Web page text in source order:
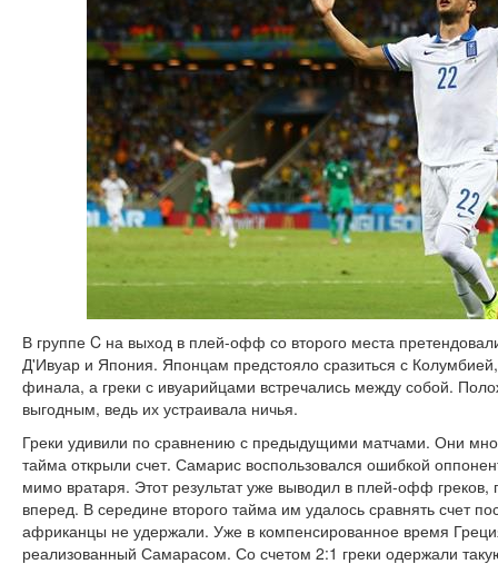
В группе C на выход в плей-офф со второго места
Д'Ивуар и Япония. Японцам предстояло сразиться с
финала, а греки с ивуарийцами встречались между собой.
выгодным, ведь их устраивала ничья.
Греки удивили по сравнению с предыдущими матчами. Они
тайма открыли счет. Самарис воспользовался ошибкой
мимо вратаря. Этот результат уже выводил в плей-офф
вперед. В середине второго тайма им удалось сравнять счет
африканцы не удержали. Уже в компенсированное время
реализованный Самарасом. Со счетом 2:1 греки одержали